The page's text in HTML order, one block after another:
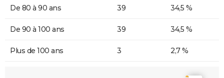
De 80 à 90 ans 39 34,5 %
De 90 à 100 ans 39 34,5 %
Plus de 100 ans 3 2,7 %